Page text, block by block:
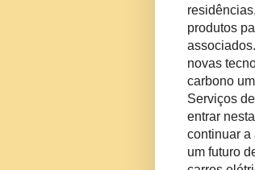
produtos
associados.
novas
carbono
Serviços
entrar
continuar a
um futuro